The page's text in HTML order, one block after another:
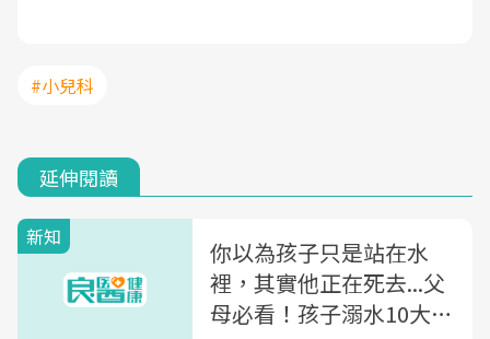
#小兒科
延伸閱讀
新知
你以為孩子只是站在水
裡，其實他正在死去...父
母必看！孩子溺水10大徵